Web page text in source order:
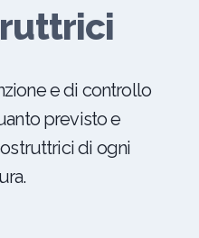
e di controllo
previsto e
di ogni